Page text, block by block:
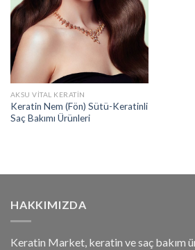
AKSU VITAL KERATIN
Keratin Nem (Fön) Sütü-Keratinli
Saç Bakımı Ürünleri
HAKKIMIZDA
Keratin Market, keratin ve saç bakım